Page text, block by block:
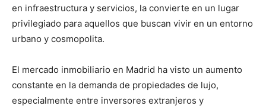
en infraestructura y servicios, la convierte en un lugar
privilegiado para aquellos que buscan vivir en un entorno
urbano y cosmopolita.
El mercado inmobiliario en Madrid ha visto un aumento
constante en la demanda de propiedades de lujo,
especialmente entre inversores extranjeros y